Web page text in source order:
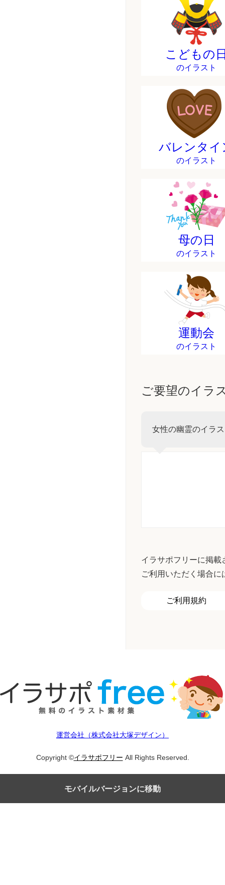
こどもの
のイラスト
バレンタイ
のイラスト
母の日
のイラスト
運動会
のイラスト
ご要望のイラ
女性の幽霊のイラ
イラサポフリーに掲
ご利用いただく場合に
ご利用規約
運営会社（株式会社大塚デザイン）
Copyright ©イラサポフリー All Rights Reserved.
モバイルバージョンに移動